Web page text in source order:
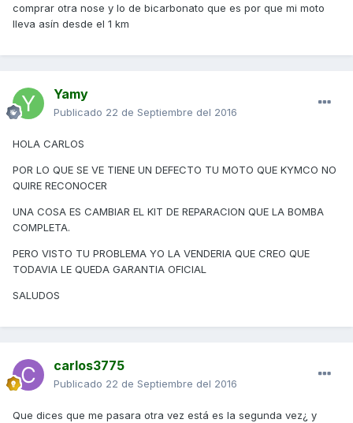
comprar otra nose y lo de bicarbonato que es por que mi moto
lleva asín desde el 1 km
Yamy
Publicado 22 de Septiembre del 2016
HOLA CARLOS
POR LO QUE SE VE TIENE UN DEFECTO TU MOTO QUE KYMCO NO
QUIRE RECONOCER
UNA COSA ES CAMBIAR EL KIT DE REPARACION QUE LA BOMBA
COMPLETA.
PERO VISTO TU PROBLEMA YO LA VENDERIA QUE CREO QUE
TODAVIA LE QUEDA GARANTIA OFICIAL
SALUDOS
carlos3775
Publicado 22 de Septiembre del 2016
Que dices que me pasara otra vez está es la segunda vez¿ y